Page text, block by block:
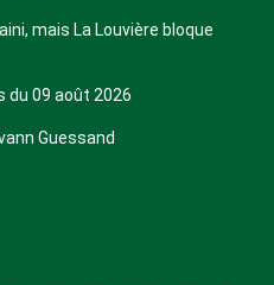
mais La Louvière bloque
du 09 août 2026
Guessand